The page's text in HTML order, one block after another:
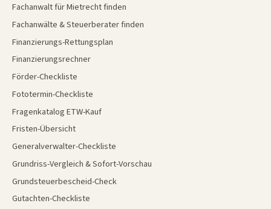
Fachanwalt für Mietrecht finden
Fachanwälte & Steuerberater finden
Finanzierungs-Rettungsplan
Finanzierungsrechner
Förder-Checkliste
Fototermin-Checkliste
Fragenkatalog ETW-Kauf
Fristen-Übersicht
Generalverwalter-Checkliste
Grundriss-Vergleich & Sofort-Vorschau
Grundsteuerbescheid-Check
Gutachten-Checkliste